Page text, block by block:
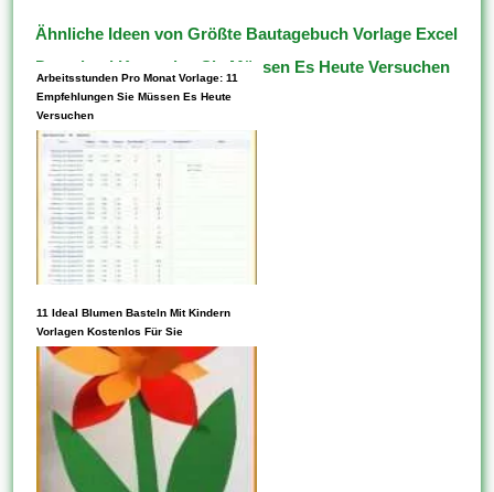
Ähnliche Ideen von Größte Bautagebuch Vorlage Excel
Download Kostenlos Sie Müssen Es Heute Versuchen
Arbeitsstunden Pro Monat Vorlage: 11
Empfehlungen Sie Müssen Es Heute
Versuchen
Listen Diese Aktivitäten oder
Projekte auf, für die Ebendiese
Vorlagen verwenden möchten,
und wählen Diese dann ein
Projekt aus, um loszulegen.
Vorlagen können mehrere
verschiedene Assets
11 Ideal Blumen Basteln Mit Kindern
Vorlagen Kostenlos Für Sie